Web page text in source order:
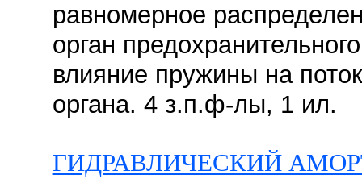
равномерное
орган
влияние пружины на
органа. 4 з.п.ф-лы, 1 ил.
ГИДРАВЛИЧЕСКИЙ